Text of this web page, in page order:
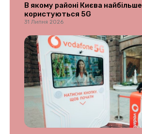
В якому районі Києва найбільше
користуються 5G
31 Липня 2026